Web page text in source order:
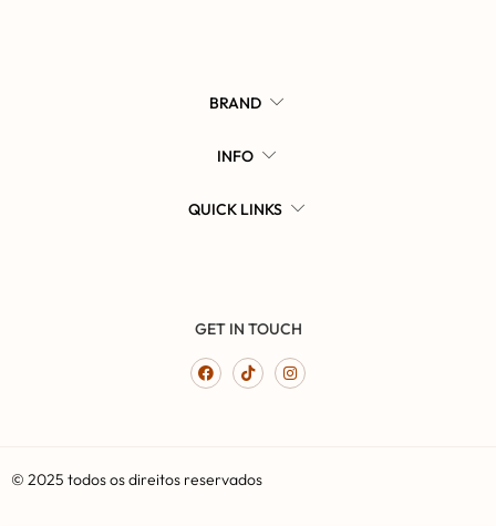
BRAND
INFO
QUICK LINKS
GET IN TOUCH
© 2025 todos os direitos reservados